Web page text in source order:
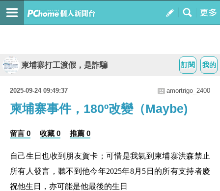
我的
訂閱
柬埔寨打工渡假，是詐騙
2025-09-24 09:49:37 amortrigo_2400
柬埔寨事件，180º改變（Maybe)
留言 0 收藏 0 推薦 0
自己生日也收到朋友賀卡；可惜是我氣到柬埔寨洪森禁止
所有人發言，聽不到他今年2025年8月5日的所有支持者慶
祝他生日，亦可能是他最後的生日